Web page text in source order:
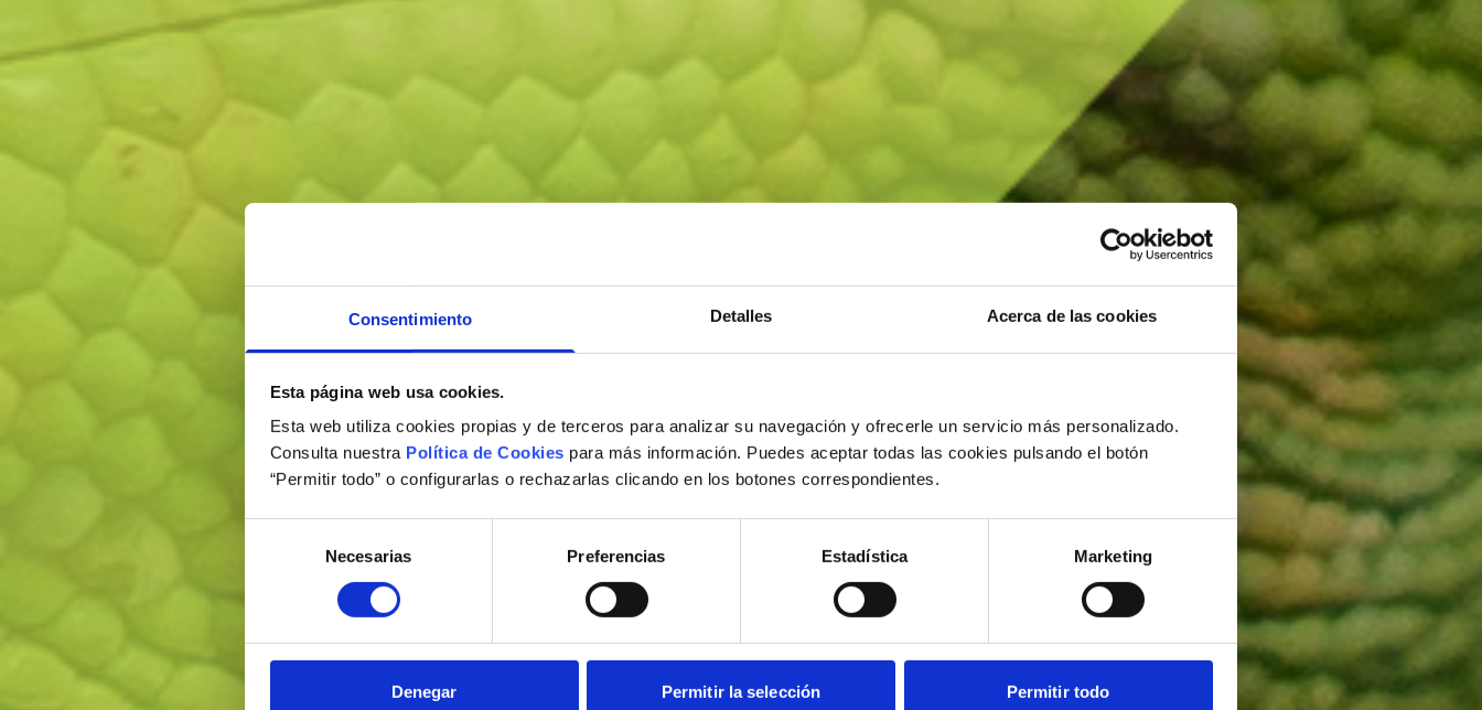
Consentimiento Detalles Acerca de las cookies
Esta página web usa cookies.
Esta web utiliza cookies propias y de terceros para analizar su navegación y ofrecerle un servicio más personalizado.
Consulta nuestra Política de Cookies para más información. Puedes aceptar todas las cookies pulsando el botón
“Permitir todo” o configurarlas o rechazarlas clicando en los botones correspondientes.
consentimiento
Necesarias Preferencias Estadística Marketing
Denegar Permitir la selección Permitir todo